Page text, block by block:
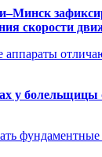
скорости
у болельщицы